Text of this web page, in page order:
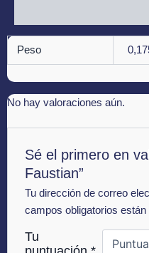
Peso
No hay valoraciones aún.
Sé el primero en
Faustian”
Tu dirección de correo
campos obligatorios
Tu